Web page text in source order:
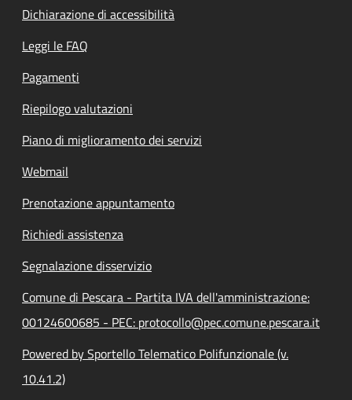
Dichiarazione di accessibilità
Leggi le FAQ
Pagamenti
Riepilogo valutazioni
Piano di miglioramento dei servizi
Webmail
Prenotazione appuntamento
Richiedi assistenza
Segnalazione disservizio
Comune di Pescara - Partita IVA dell'amministrazione:
00124600685 - PEC: protocollo@pec.comune.pescara.it
Powered by Sportello Telematico Polifunzionale (v.
10.41.2)